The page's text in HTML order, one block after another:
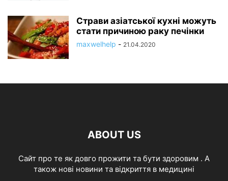
Страви азіатської кухні можуть
стати причиною раку печінки
maxwelhelp - 21.04.2020
ABOUT US
Cайт про те як довго прожити та бути здоровим . А
також нові новини та відкриття в медицині